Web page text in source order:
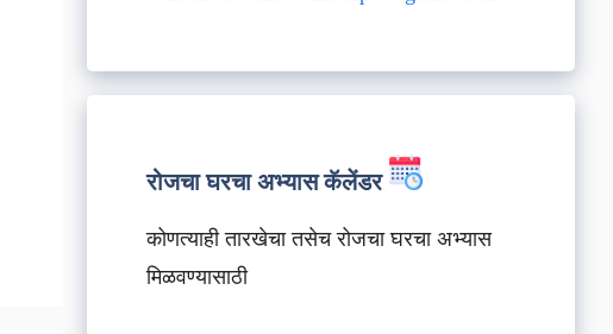
रोजचा घरचा अभ्यास कॅलेंडर
कोणत्याही तारखेचा तसेच रोजचा घरचा अभ्यास
मिळवण्यासाठी